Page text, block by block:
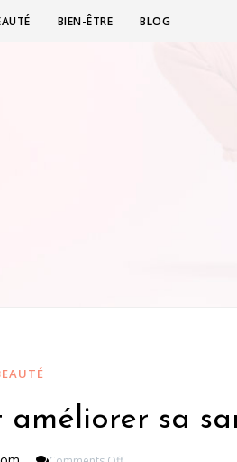
BIEN-ÊTRE BLOG
améliorer sa
On